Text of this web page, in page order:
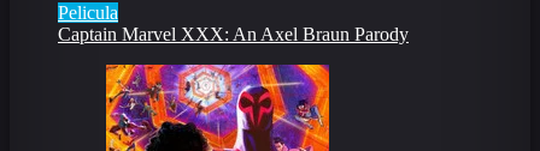
Pelicula
Captain Marvel XXX: An Axel Braun Parody